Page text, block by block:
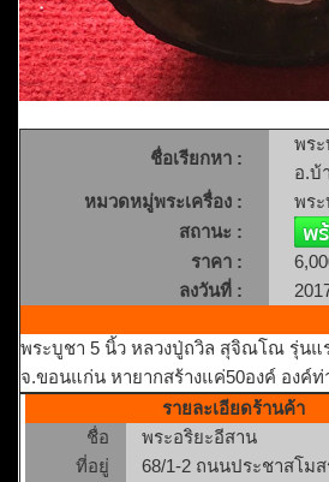
ชื่อเรียกหา :
พร
อ.บ้
หมวดหมู่พระเครื่อง :
พร
สถานะ :
ราคา :
ลงวันที่ :
พระบูชา 5 นิ้ว หลวงปู่ถวิล สุจิณโณ รุ่นแ
จ.ขอนแก่น หายากสร้างแค่50องค์ องค์
รายละเอียดร้านค้า
ชื่อ
พระอริยะอีสาน
ที่อยู่
68/1-2 ถนนประชาสโมส